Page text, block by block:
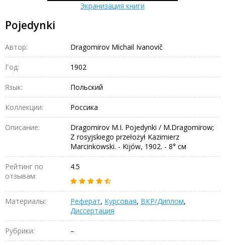
Экранизация книги
Pojedynki
Автор: Dragomirov Michail Ivanovič
Год: 1902
Язык: Польский
Коллекции: Россика
Описание:
Dragomirov M.I. Pojedynki / M.Dragomirow;
Z rosyjskiego przełożył Kazimierz
Marcinkowski. - Kijów, 1902. - 8° см
Рейтинг по
отзывам:
4.5
Материалы: Реферат, Курсовая, ВКР/Диплом,
Диссертация
Рубрики: –